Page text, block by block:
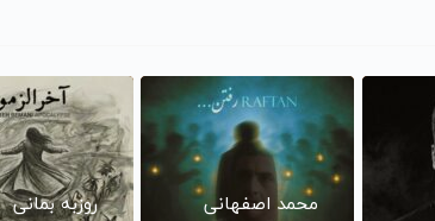
محمد اصفهانی روزبه بمانی